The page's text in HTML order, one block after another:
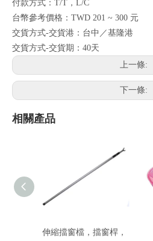
付款方式：T/T，L/C
台幣參考價格：TWD 201 ~ 300 元
交貨方式-交貨港：台中／基隆港
交貨方式-交貨期：40天
上一條:
下一條:
相關產品
伸縮擋窗檔，擋窗桿，